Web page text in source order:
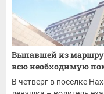
Выпавшей из
всю необходимую
В четверг в поселке